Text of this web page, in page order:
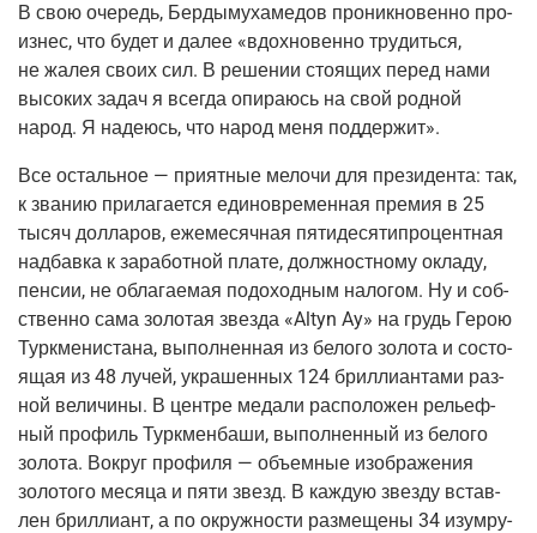
В свою оче­редь, Бер­ды­му­ха­ме­дов про­ник­но­вен­но про­
из­нес, что будет и далее «вдох­но­вен­но тру­дить­ся,
не жалея сво­их сил. В реше­нии сто­я­щих перед нами
высо­ких задач я все­гда опи­ра­юсь на свой род­ной
народ. Я наде­юсь, что народ меня поддержит».
Все осталь­ное — при­ят­ные мело­чи для пре­зи­ден­та: так,
к зва­нию при­ла­га­ет­ся еди­но­вре­мен­ная пре­мия в 25
тысяч дол­ла­ров, еже­ме­сяч­ная пяти­де­ся­ти­про­цент­ная
над­бав­ка к зара­бот­ной пла­те, долж­ност­но­му окла­ду,
пен­сии, не обла­га­е­мая подо­ход­ным нало­гом. Ну и соб­
ствен­но сама золо­тая звез­да «Altyn Ay» на грудь Герою
Турк­ме­ни­ста­на, выпол­нен­ная из бело­го золо­та и состо­
я­щая из 48 лучей, укра­шен­ных 124 брил­ли­ан­та­ми раз­
ной вели­чи­ны. В цен­тре меда­ли рас­по­ло­жен рельеф­
ный про­филь Турк­мен­ба­ши, выпол­нен­ный из бело­го
золо­та. Вокруг про­фи­ля — объ­ем­ные изоб­ра­же­ния
золо­то­го меся­ца и пяти звезд. В каж­дую звез­ду встав­
лен брил­ли­ант, а по окруж­но­сти раз­ме­ще­ны 34 изу­мру­